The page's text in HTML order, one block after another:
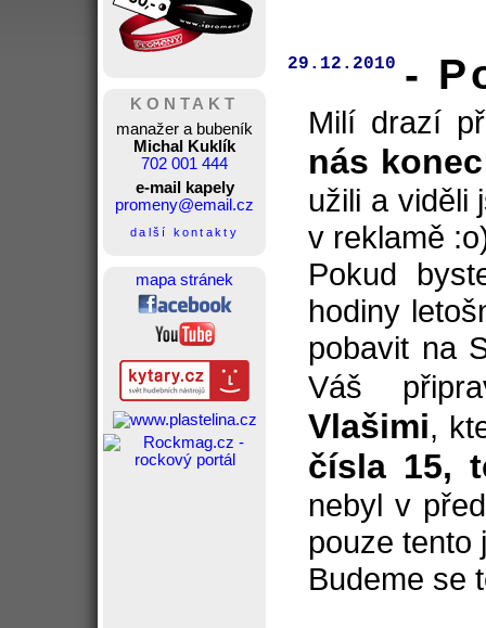
KONTAKT
manažer a bubeník
Michal Kuklík
702 001 444
e-mail kapely
promeny@email.cz
další kontakty
mapa stránek
29.12.2010 -
Milí drazí
nás
užili a viděli
v reklamě
Pokud
hodiny
pobavit na
Váš
Vlašimi,
čísla 15,
nebyl v
pouze tento
Budeme se